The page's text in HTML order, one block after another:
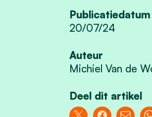
Publicatiedatum
20/07/24
Auteur
Michiel Van de
Deel dit artikel